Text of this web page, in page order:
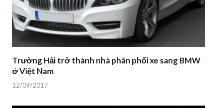
Trường Hải trở thành nhà phân phối xe sang BMW
ở Việt Nam
12/09/2017